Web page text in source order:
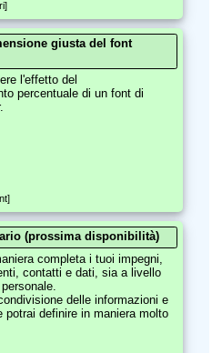
giusta del font
l'effetto del
percentuale di un font di
(prossima disponibilità)
completa i tuoi impegni,
contatti e dati, sia a livello
delle informazioni e
definire in maniera molto